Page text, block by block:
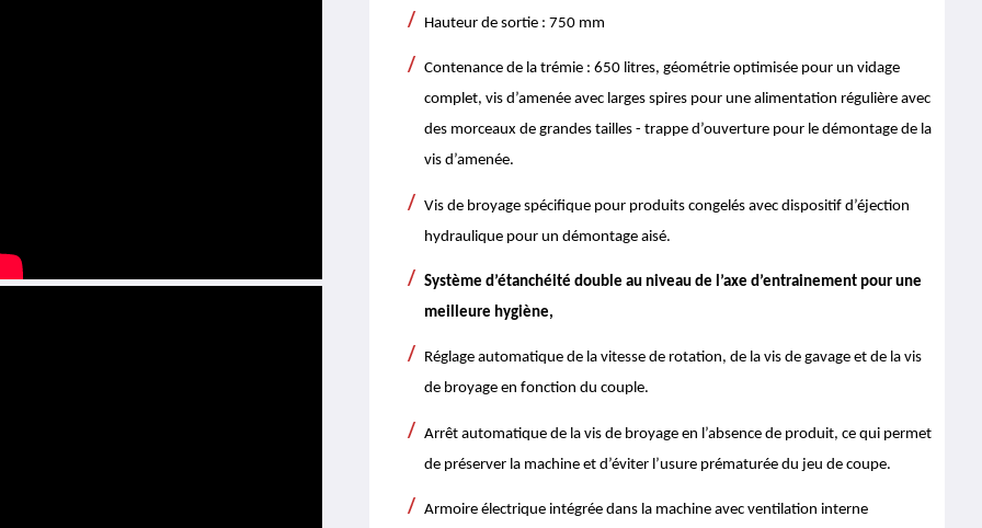
Hauteur de sortie : 750 mm
Contenance de la trémie : 650 litres, géométrie optimisée pour un vidage
complet, vis d’amenée avec larges spires pour une alimentation régulière avec
des morceaux de grandes tailles - trappe d’ouverture pour le démontage de la
vis d’amenée.
Vis de broyage spécifique pour produits congelés avec dispositif d’éjection
hydraulique pour un démontage aisé.
Système d’étanchéité double au niveau de l’axe d’entrainement pour une
meilleure hygiène,
Réglage automatique de la vitesse de rotation, de la vis de gavage et de la vis
de broyage en fonction du couple.
Arrêt automatique de la vis de broyage en l’absence de produit, ce qui permet
de préserver la machine et d’éviter l’usure prématurée du jeu de coupe.
Armoire électrique intégrée dans la machine avec ventilation interne